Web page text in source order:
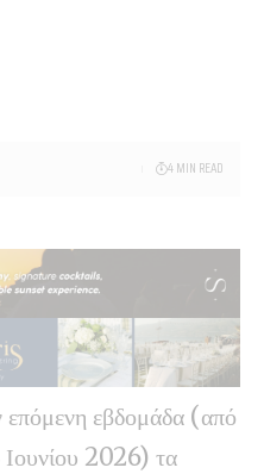
4 MIN READ
επόμενη εβδομάδα (από
2026) τα